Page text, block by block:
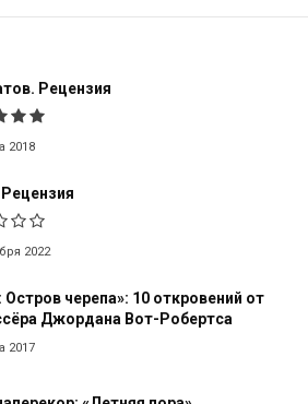
Рецензия
2018
2022
Остров черепа»: 10 откровений от
Джордана Вот-Робертса
2017